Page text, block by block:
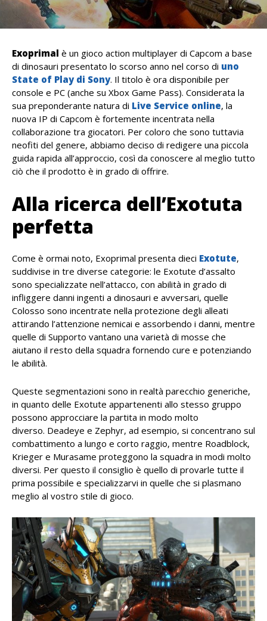
Exoprimal è un gioco action multiplayer di Capcom a base
di dinosauri presentato lo scorso anno nel corso di uno
State of Play di Sony. Il titolo è ora disponibile per
console e PC (anche su Xbox Game Pass). Considerata la
sua preponderante natura di Live Service online, la
nuova IP di Capcom è fortemente incentrata nella
collaborazione tra giocatori. Per coloro che sono tuttavia
neofiti del genere, abbiamo deciso di redigere una piccola
guida rapida all’approccio, così da conoscere al meglio tutto
ciò che il prodotto è in grado di offrire.
Alla ricerca dell’Exotuta
perfetta
Come è ormai noto, Exoprimal presenta dieci Exotute,
suddivise in tre diverse categorie: le Exotute d’assalto
sono specializzate nell’attacco, con abilità in grado di
infliggere danni ingenti a dinosauri e avversari, quelle
Colosso sono incentrate nella protezione degli alleati
attirando l’attenzione nemicai e assorbendo i danni, mentre
quelle di Supporto vantano una varietà di mosse che
aiutano il resto della squadra fornendo cure e potenziando
le abilità.
Queste segmentazioni sono in realtà parecchio generiche,
in quanto delle Exotute appartenenti allo stesso gruppo
possono approcciare la partita in modo molto
diverso. Deadeye e Zephyr, ad esempio, si concentrano sul
combattimento a lungo e corto raggio, mentre Roadblock,
Krieger e Murasame proteggono la squadra in modi molto
diversi. Per questo il consiglio è quello di provarle tutte il
prima possibile e specializzarvi in quelle che si plasmano
meglio al vostro stile di gioco.